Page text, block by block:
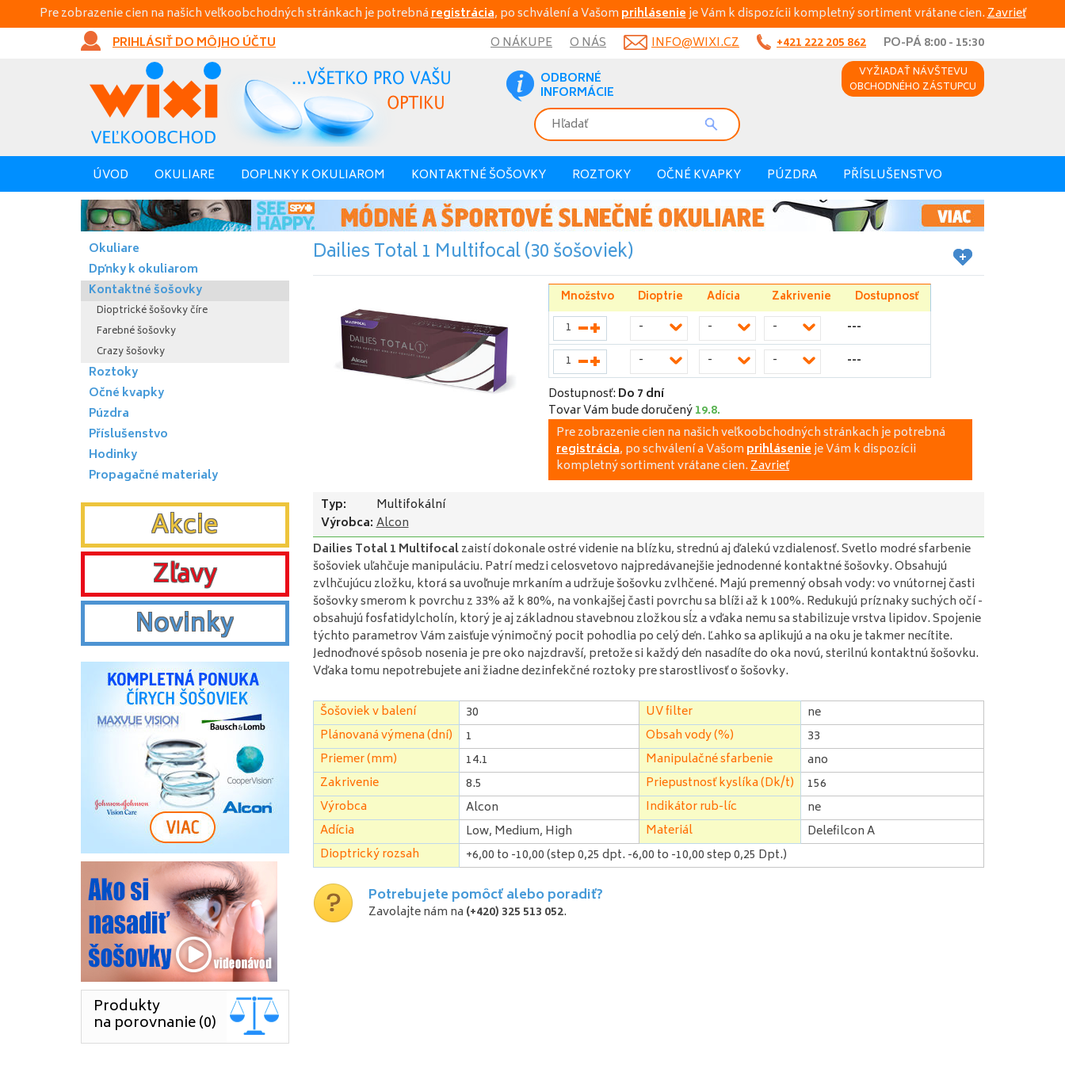
Pre zobrazenie cien na našich veľkoobchodných stránkach je potrebnáregistrácia, po schválení a Vašom prihlásenieje Vám k dispozícii kompletný sortiment vrátane cien.Zavrieť
PRIHLÁSIŤ DO MÔJHO ÚČTU
O NÁKUPE O NÁS INFO@WIXI.CZ +421 222 205 862
PO-PÁ 8:00 - 15:30
ODBORNÉ
INFORMÁCIE
VYŽIADAŤ NÁVŠTEVU
OBCHODNÉHO ZÁSTUPCU
ÚVOD OKULIARE DOPLNKY K OKULIAROM KONTAKTNÉ ŠOŠOVKY ROZTOKY OČNÉ KVAPKY PÚZDRA PŘÍSLUŠENSTVO
Dailies Total 1 Multifocal (30 šošoviek)
Množstvo Dioptrie Adícia Zakrivenie
Dostupnosť
-
- - ---
- - -
---
Dostupnosť: Do 7 dní
Tovar Vám bude doručený19.8.
Pre zobrazenie cien na našich veľkoobchodných stránkach je potrebná
registrácia, po schválení a Vašom prihlásenieje Vám k dispozícii
kompletný sortiment vrátane cien.Zavrieť
Typ:
Multifokální
Výrobca:Alcon
Dailies Total 1 Multifocalzaistí dokonale ostré videnie na blízku, strednú aj ďalekú vzdialenosť. Svetlo modré sfarbenie
šošoviek uľahčuje manipuláciu. Patrí medzi celosvetovo najpredávanejšie jednodenné kontaktné šošovky. Obsahujú
zvlhčujúcu zložku, ktorá sa uvoľňuje mrkaním a udržuje šošovku zvlhčené. Majú premenný obsah vody: vo vnútornej časti
šošovky smerom k povrchu z 33% až k 80%, na vonkajšej časti povrchu sa blíži až k 100%. Redukujú príznaky suchých očí -
obsahujú fosfatidylcholín, ktorý je aj základnou stavebnou zložkou sĺz a vďaka nemu sa stabilizuje vrstva lipidov. Spojenie
týchto parametrov Vám zaisťuje výnimočný pocit pohodlia po celý deň. Ľahko sa aplikujú a na oku je takmer necítite.
Jednodňové spôsob nosenia je pre oko najzdravší, pretože si každý deň nasadíte do oka novú, sterilnú kontaktnú šošovku.
Vďaka tomu nepotrebujete ani žiadne dezinfekčné roztoky pre starostlivosť o šošovky.
Šošoviek v balení 30 UV filter
ne
Plánovaná výmena (dní)
1 Obsah vody (%)
33
Priemer (mm)
14.1 Manipulačné sfarbenie
ano
Zakrivenie
8.5 Priepustnosť kyslíka (Dk/t)
156
Výrobca
Alcon Indikátor rub-líc
ne
Adícia
Low, Medium, High Materiál
Delefilcon A
Dioptrický rozsah
+6,00 to -10,00 (step 0,25 dpt. -6,00 to -10,00 step 0,25 Dpt.)
Potrebujete pomôcť alebo poradiť?
Zavolajte nám na (+420) 325 513 052.
Okuliare
Dpňky k okuliarom
Kontaktné šošovky
Dioptrické šošovky číre
Farebné šošovky
Crazy šošovky
Roztoky
Očné kvapky
Púzdra
Příslušenstvo
Hodinky
Propagačné materialy
Akcie
Zľavy
Novinky
Produkty
na porovnanie (0)